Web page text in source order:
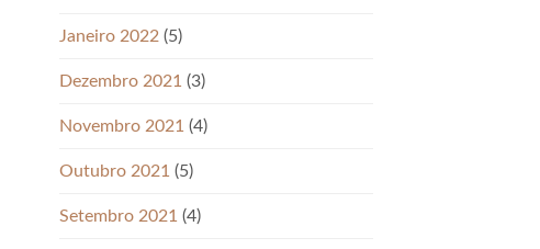
Janeiro 2022 (5)
Dezembro 2021 (3)
Novembro 2021 (4)
Outubro 2021 (5)
Setembro 2021 (4)